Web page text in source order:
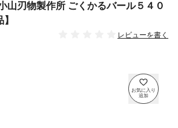
山刃物製作所 ごくかるバール５４０
レビューを書く